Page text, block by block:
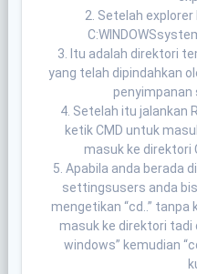
2. Setelah
3. Itu adalah direktori
yang telah dipindahkan
penyimpanan
4. Setelah itu jalankan
ketik CMD untuk
masuk ke direktori
5. Apabila anda berada
settingsusers anda
mengetikan “cd..” tanpa
masuk ke direktori tadi
windows” kemudian